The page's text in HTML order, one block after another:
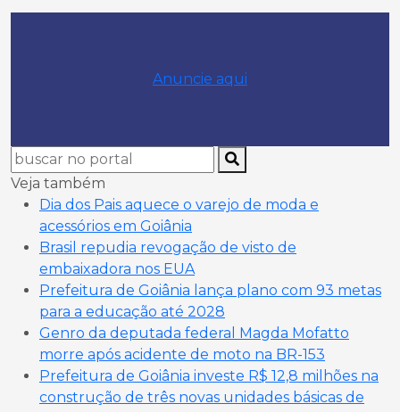
Anuncie aqui
Veja também
Dia dos Pais aquece o varejo de moda e
acessórios em Goiânia
Brasil repudia revogação de visto de
embaixadora nos EUA
Prefeitura de Goiânia lança plano com 93 metas
para a educação até 2028
Genro da deputada federal Magda Mofatto
morre após acidente de moto na BR-153
Prefeitura de Goiânia investe R$ 12,8 milhões na
construção de três novas unidades básicas de